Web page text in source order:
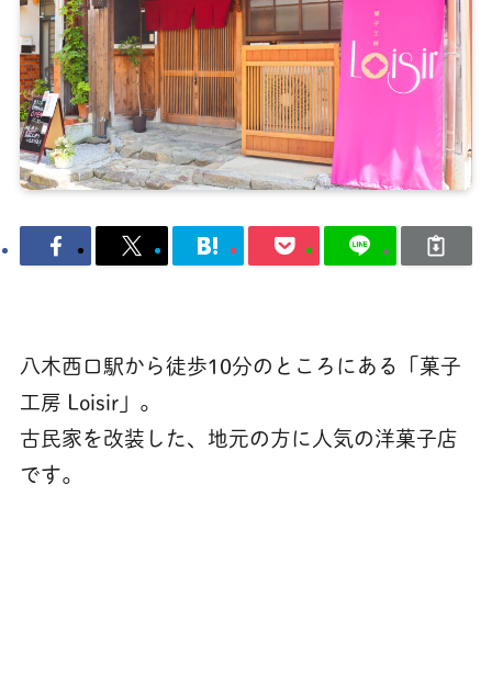
八木西口駅から徒歩10分のところにある「菓子
工房 Loisir」。
古民家を改装した、地元の方に人気の洋菓子店
です。